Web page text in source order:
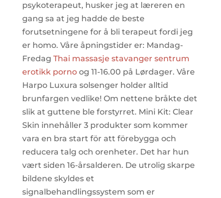
psykoterapeut, husker jeg at læreren en
gang sa at jeg hadde de beste
forutsetningene for å bli terapeut fordi jeg
er homo. Våre åpningstider er: Mandag-
Fredag Thai massasje stavanger sentrum
erotikk pornoog 11-16.00 på Lørdager. Våre
Harpo Luxura solsenger holder alltid
brunfargen vedlike! Om nettene bråkte det
slik at guttene ble forstyrret. Mini Kit: Clear
Skin innehåller 3 produkter som kommer
vara en bra start för att förebygga och
reducera talg och orenheter. Det har hun
vært siden 16-årsalderen. De utrolig skarpe
bildene skyldes et
signalbehandlingssystem som er